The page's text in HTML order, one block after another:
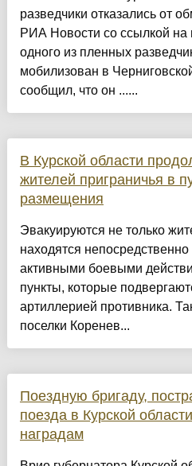
разведчики отказались от
РИА Новости со ссылкой на
одного из пленных
мобилизован в
сообщил, что он ......
В Курской области
жителей приграничья в
размещения
Эвакуируются не только
находятся
активными боевыми
пункты, которые
артиллерией противника.
поселки Коренев...
Поездную бригаду,
поезда в Курской
наградам